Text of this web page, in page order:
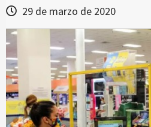
29 de marzo de 2020